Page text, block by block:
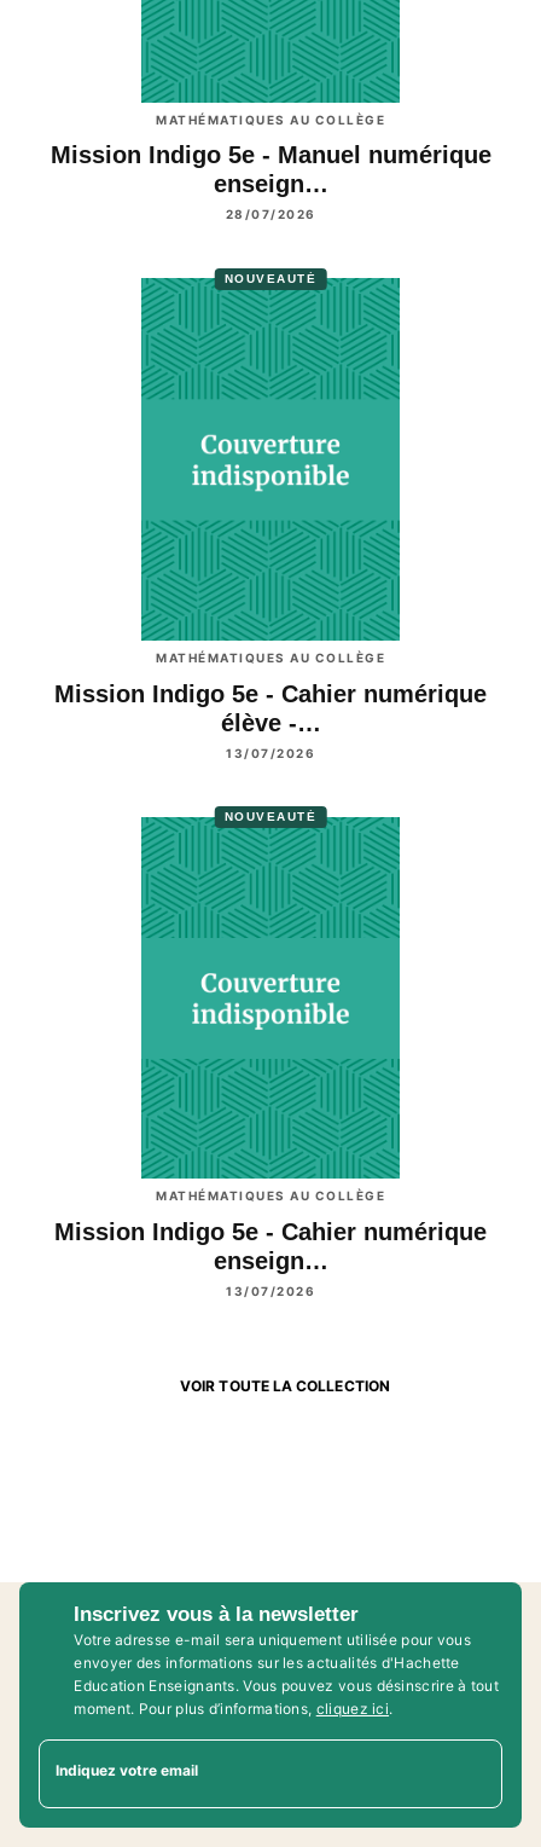
MATHÉMATIQUES AU COLLÈGE
Mission Indigo 5e - Manuel numérique
enseign…
28/07/2026
NOUVEAUTÉ
MATHÉMATIQUES AU COLLÈGE
Mission Indigo 5e - Cahier numérique
élève -…
13/07/2026
NOUVEAUTÉ
MATHÉMATIQUES AU COLLÈGE
Mission Indigo 5e - Cahier numérique
enseign…
13/07/2026
VOIR TOUTE LA COLLECTION
Inscrivez vous à la newsletter
Votre adresse e-mail sera uniquement utilisée pour vous
envoyer des informations sur les actualités d'Hachette
Education Enseignants. Vous pouvez vous désinscrire à tout
moment. Pour plus d’informations, cliquez ici.
Indiquez votre email